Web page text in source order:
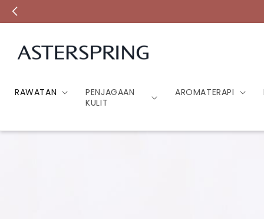
Lompat ke
kandungan
RAWATAN
PENJAGAAN
KULIT
AROMATERAPI